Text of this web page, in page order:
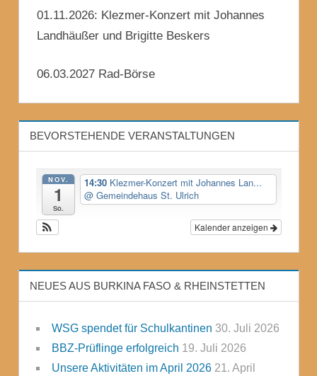
01.11.2026: Klezmer-Konzert mit Johannes
Landhäußer und Brigitte Beskers
06.03.2027 Rad-Börse
BEVORSTEHENDE VERANSTALTUNGEN
NOV.
1
So.
14:30 Klezmer-Konzert mit Johannes Lan...
@ Gemeindehaus St. Ulrich
Kalender anzeigen
NEUES AUS BURKINA FASO & RHEINSTETTEN
WSG spendet für Schulkantinen 30. Juli 2026
BBZ-Prüflinge erfolgreich 19. Juli 2026
Unsere Aktivitäten im April 2026 21. April